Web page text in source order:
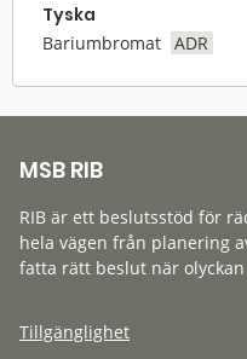
Tyska
Bariumbromat ADR
MSB RIB
RIB är ett beslutsstöd för
hela vägen från planering
fatta rätt beslut när
Tillgänglighet